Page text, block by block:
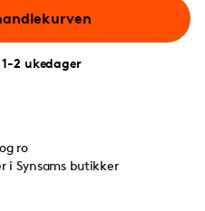
1-2 ukedager
ro
i Synsams butikker